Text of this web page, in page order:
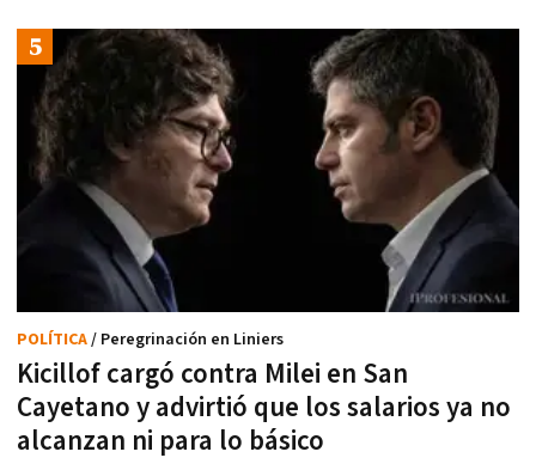
Kicillof cargó contra Milei en San
Cayetano y advirtió que los salarios ya no
alcanzan ni para lo básico
POLÍTICA/ Peregrinación en Liniers